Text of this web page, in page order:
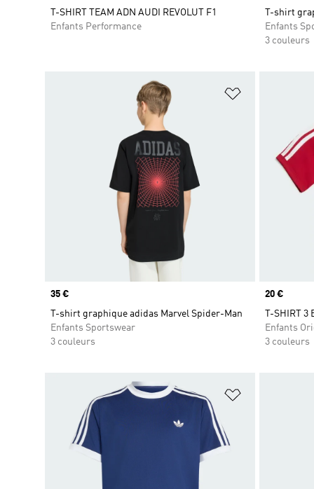
T-SHIRT TEAM ADN AUDI REVOLUT F1
Enfants Performance
T-shirt
Enfants
3 couleurs
Prix
35 €
T-shirt graphique adidas Marvel Spider-Man
Enfants Sportswear
3 couleurs
Prix
20 €
T-SHIRT 3
Enfants
3 couleurs
Ajouter à la